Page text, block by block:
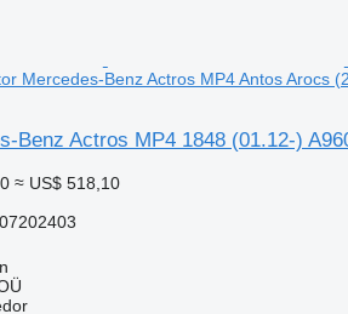
Mercedes-Benz Actros MP4 Antos Arocs
Benz Actros MP4 1848 (01.12-)
≈ US$ 518,10